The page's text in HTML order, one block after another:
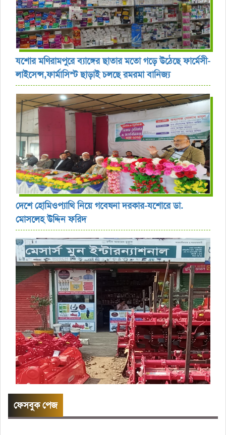
যশোর ‎মণিরামপুরে ব্যাঙ্গের ছাতার মতো গড়ে উঠেছে ফার্মেসী-
লাইসেন্স,ফার্মাসিস্ট ছাড়াই চলছে রমরমা বানিজ্য ‎
দেশে হোমিওপ্যাথি নিয়ে গবেষনা দরকার-যশোরে ডা.
মোসলেহ উদ্দিন ফরিদ
ফেসবুক পেজ